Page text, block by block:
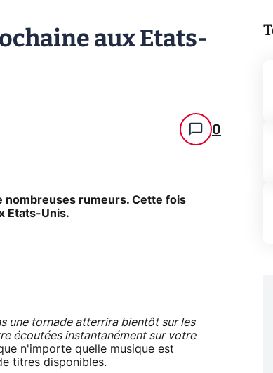
aux Etats-
0
nombreuses rumeurs. Cette fois
Etats-Unis.
une tornade atterrira bientôt sur les
écoutées instantanément sur votre
n'importe quelle musique est
titres disponibles.